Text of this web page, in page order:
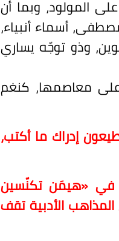
المولود، وبما أن
أسماء أنبياء،
وذو توجّه يساري
معاصمها، كنغم
إدراك ما أكتب،
في «هيمَن تكنّسين
الأدبية تقف